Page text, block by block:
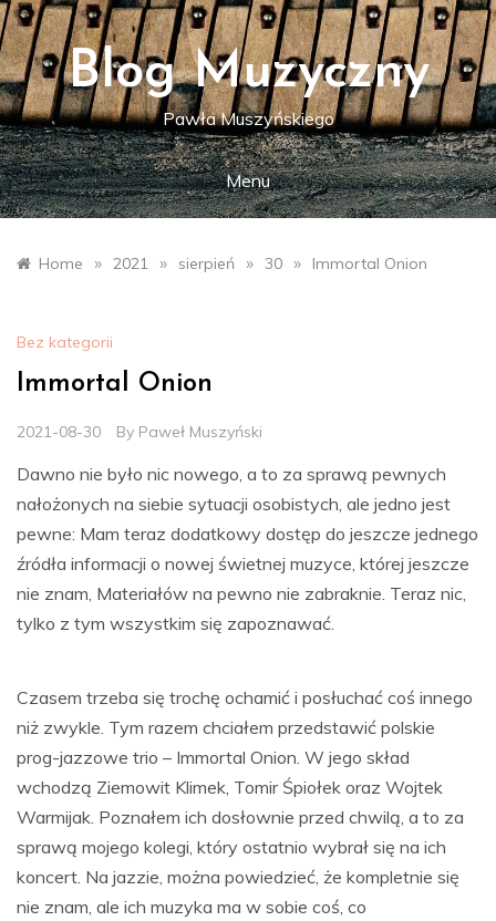
Skip
to
content
Blog Muzyczny
Pawła Muszyńskiego
Menu
Home » 2021 » sierpień » 30 » Immortal Onion
Bez kategorii
Immortal Onion
2021-08-30 By Paweł Muszyński
Dawno nie było nic nowego, a to za sprawą pewnych
nałożonych na siebie sytuacji osobistych, ale jedno jest
pewne: Mam teraz dodatkowy dostęp do jeszcze jednego
źródła informacji o nowej świetnej muzyce, której jeszcze
nie znam, Materiałów na pewno nie zabraknie. Teraz nic,
tylko z tym wszystkim się zapoznawać.
Czasem trzeba się trochę ochamić i posłuchać coś innego
niż zwykle. Tym razem chciałem przedstawić polskie
prog-jazzowe trio – Immortal Onion. W jego skład
wchodzą Ziemowit Klimek, Tomir Śpiołek oraz Wojtek
Warmijak. Poznałem ich dosłownie przed chwilą, a to za
sprawą mojego kolegi, który ostatnio wybrał się na ich
koncert. Na jazzie, można powiedzieć, że kompletnie się
nie znam, ale ich muzyka ma w sobie coś, co